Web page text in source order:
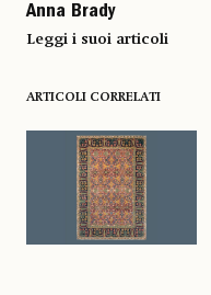
Anna Brady
Leggi i suoi articoli
ARTICOLI CORRELATI